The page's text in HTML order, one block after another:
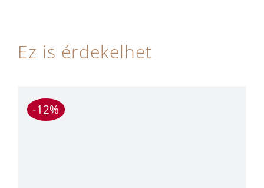
Ez is érdekelhet
-12%